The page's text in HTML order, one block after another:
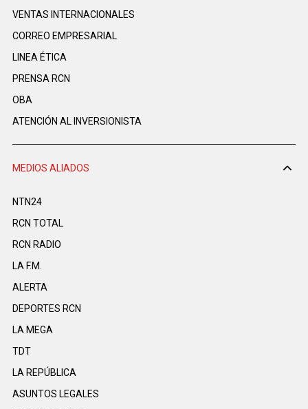
VENTAS INTERNACIONALES
CORREO EMPRESARIAL
LINEA ÉTICA
PRENSA RCN
OBA
ATENCIÓN AL INVERSIONISTA
MEDIOS ALIADOS
NTN24
RCN TOTAL
RCN RADIO
LA F.M.
ALERTA
DEPORTES RCN
LA MEGA
TDT
LA REPÚBLICA
ASUNTOS LEGALES